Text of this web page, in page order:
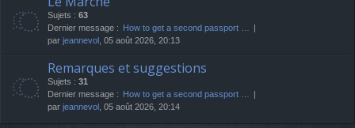
Sujets : 63
Dernier message : How to get a second passport …
par jeannevol , 05 août 2026, 20:13
Remarques et suggestions
Sujets : 31
Dernier message : How to get a second passport …
par jeannevol , 05 août 2026, 20:14